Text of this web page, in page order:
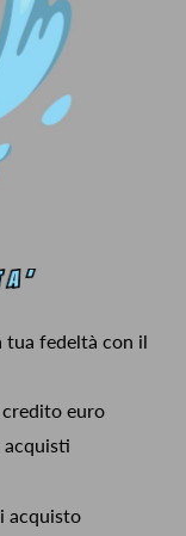
tua fedeltà con il
euro
acquisto